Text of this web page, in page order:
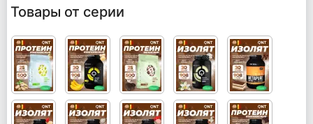
Товары от серии